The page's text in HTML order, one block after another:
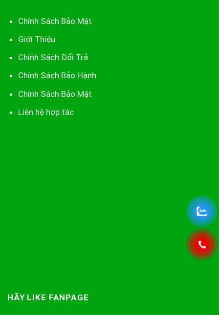
Chính Sách Bảo Mật
Giới Thiệu
Chính Sách Đổi Trả
Chính Sách Bảo Hành
Chính Sách Bảo Mật
Liên hệ hợp tác
HÃY LIKE FANPAGE